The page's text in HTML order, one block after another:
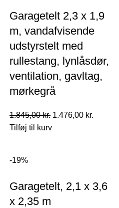
Garagetelt 2,3 x 1,9
m, vandafvisende
udstyrstelt med
rullestang, lynlåsdør,
ventilation, gavltag,
mørkegrå
1.845,00kr. Den
1.476,00 kr.
Tilføj til kurv
-19%
Garagetelt, 2,1 x 3,6
x 2,35 m